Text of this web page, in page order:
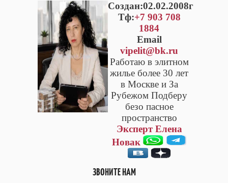
Cоздан:02.02.2008г
Тф:+7 903 708
1884
Email
vipelit@bk.ru
Работаю в элитном
жилье более 30 лет
в Москве и За
Рубежом Подберу
безо пасное
пространство
Эксперт Елена
Новак
ЗВОНИТЕ НАМ